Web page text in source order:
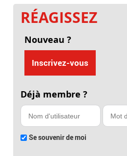
RÉAGISSEZ
Nouveau ?
Inscrivez-vous
Déjà membre ?
Se souvenir de moi